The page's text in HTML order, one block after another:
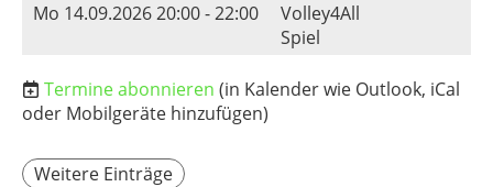
Mo 14.09.2026 20:00 - 22:00
Volley4All
Spiel
Termine abonnieren (in Kalender wie Outlook, iCal
oder Mobilgeräte hinzufügen)
Weitere Einträge